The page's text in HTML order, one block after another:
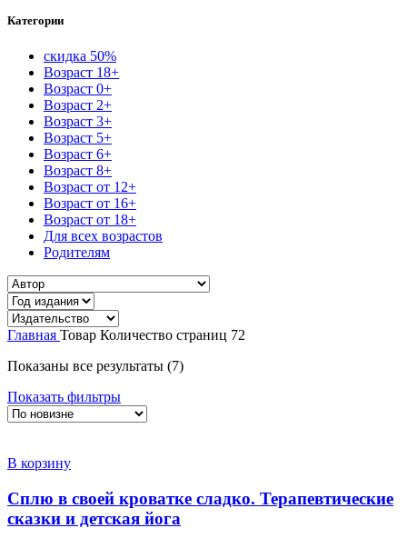
Категории
скидка 50%
Возраст 18+
Возраст 0+
Возраст 2+
Возраст 3+
Возраст 5+
Возраст 6+
Возраст 8+
Возраст от 12+
Возраст от 16+
Возраст от 18+
Для всех возрастов
Родителям
Главная Товар Количество страниц 72
Показаны все результаты (7)Сортировка:
Показать фильтры
В корзину
Сплю в своей кроватке сладко. Терапевтические
сказки и детская йога